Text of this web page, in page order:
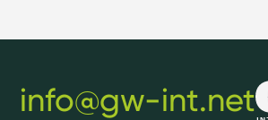
info@gw-int.net